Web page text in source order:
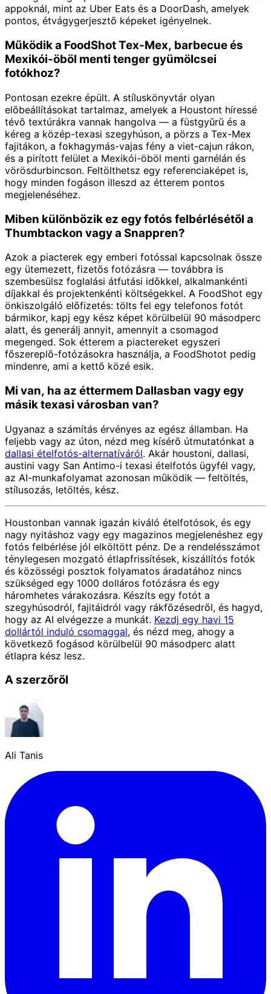
appoknál, mint az Uber Eats és a DoorDash, amelyek
pontos, étvágygerjesztő képeket igényelnek.
Működik a FoodShot Tex-Mex, barbecue és
Mexikói-öböl menti tenger gyümölcsei
fotókhoz?
Pontosan ezekre épült. A stíluskönyvtár olyan
előbeállításokat tartalmaz, amelyek a Houstont híressé
tévő textúrákra vannak hangolva — a füstgyűrű és a
kéreg a közép-texasi szegyhúson, a pörzs a Tex-Mex
fajitákon, a fokhagymás-vajas fény a viet-cajun rákon,
és a pirított felület a Mexikói-öböl menti garnélán és
vörösdurbincson. Feltölthetsz egy referenciaképet is,
hogy minden fogáson illeszd az étterem pontos
megjelenéséhez.
Miben különbözik ez egy fotós felbérlésétől a
Thumbtackon vagy a Snappren?
Azok a piacterek egy emberi fotóssal kapcsolnak össze
egy ütemezett, fizetős fotózásra — továbbra is
szembesülsz foglalási átfutási időkkel, alkalmankénti
díjakkal és projektenkénti költségekkel. A FoodShot egy
önkiszolgáló előfizetés: tölts fel egy telefonos fotót
bármikor, kapj egy kész képet körülbelül 90 másodperc
alatt, és generálj annyit, amennyit a csomagod
megenged. Sok étterem a piactereket egyszeri
főszereplő-fotózásokra használja, a FoodShotot pedig
mindenre, ami a kettő közé esik.
Mi van, ha az éttermem Dallasban vagy egy
másik texasi városban van?
Ugyanaz a számítás érvényes az egész államban. Ha
feljebb vagy az úton, nézd meg kísérő útmutatónkat a
dallasi ételfotós-alternatíváról. Akár houstoni, dallasi,
austini vagy San Antimo-i texasi ételfotós ügyfél vagy,
az AI-munkafolyamat azonosan működik — feltöltés,
stílusozás, letöltés, kész.
Houstonban vannak igazán kiváló ételfotósok, és egy
nagy nyitáshoz vagy egy magazinos megjelenéshez egy
fotós felbérlése jól elköltött pénz. De a rendelésszámot
ténylegesen mozgató étlapfrissítések, kiszállítós fotók
és közösségi posztok folyamatos áradatához nincs
szükséged egy 1000 dolláros fotózásra és egy
háromhetes várakozásra. Készíts egy fotót a
szegyhúsodról, fajitáidról vagy rákfőzésedről, és hagyd,
hogy az AI elvégezze a munkát. Kezdj egy havi 15
dollártól induló csomaggal, és nézd meg, ahogy a
következő fogásod körülbelül 90 másodperc alatt
étlapra kész lesz.
A szerzőről
Ali Tanis